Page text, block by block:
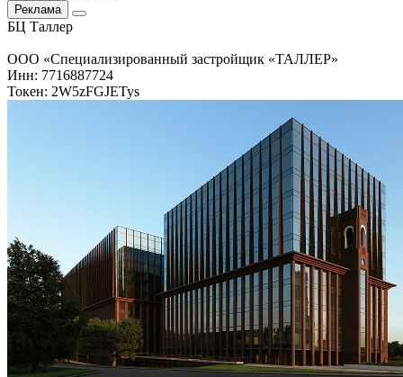
Реклама
БЦ Таллер
ООО «Специализированный застройщик «ТАЛЛЕР»
Инн: 7716887724
Токен: 2W5zFGJETys